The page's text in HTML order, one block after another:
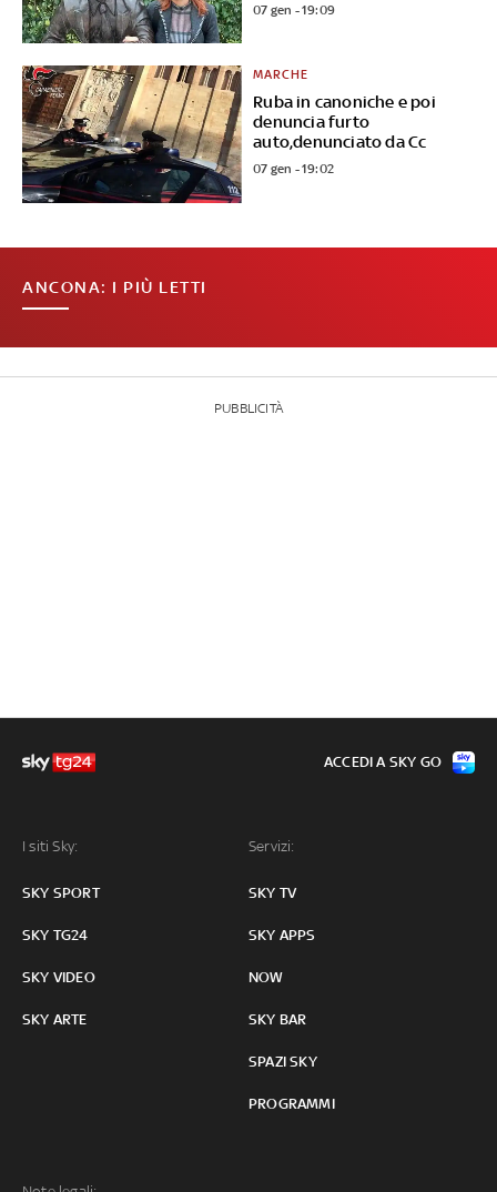
07 gen - 19:09
Ruba in canoniche e poi
denuncia furto
auto,denunciato da Cc
MARCHE
07 gen - 19:02
ANCONA: I PIÙ LETTI
PUBBLICITÀ
I siti Sky:
SKY SPORT
SKY TG24
SKY VIDEO
SKY ARTE
Servizi:
SKY TV
SKY APPS
NOW
SKY BAR
SPAZI SKY
PROGRAMMI
ACCEDI A SKY GO